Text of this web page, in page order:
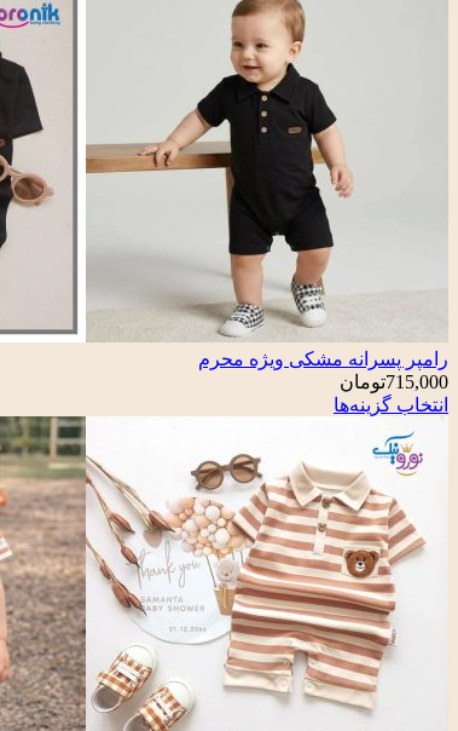
رامپر پسرانه مشکی ویژه محرم
715,000تومان
انتخاب گزینه‌ها